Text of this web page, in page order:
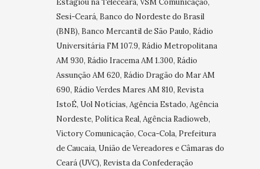
Estagiou na Teleceará, VSM Comunicação,
Sesi-Ceará, Banco do Nordeste do Brasil
(BNB), Banco Mercantil de São Paulo, Rádio
Universitária FM 107.9, Rádio Metropolitana
AM 930, Rádio Iracema AM 1.300, Rádio
Assunção AM 620, Rádio Dragão do Mar AM
690, Rádio Verdes Mares AM 810, Revista
IstoÉ, Uol Notícias, Agência Estado, Agência
Nordeste, Política Real, Agência Radioweb,
Victory Comunicação, Coca-Cola, Prefeitura
de Caucaia, União de Vereadores e Câmaras do
Ceará (UVC), Revista da Confederação